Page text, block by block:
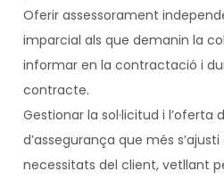
Oferir assessorament
imparcial als que demanin la
informar en la contractació i
contracte.
Gestionar la sol·licitud i l’oferta
d’assegurança que més
necessitats del client, vetllant